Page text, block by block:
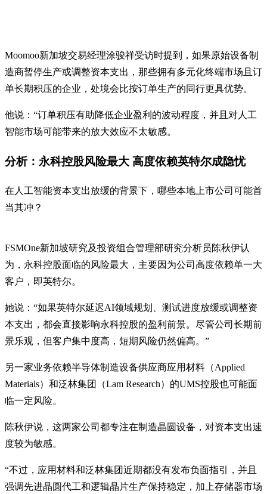
Moomoo新加坡交易经理涂骏祥受访时提到，如果原始设备制
造商暂停生产或调整资本支出，那些拥有多元化终端市场且订
单长期积压的企业，处境会比按订单生产的同行更具优势。
他说：“订单积压有助降低企业盈利的波动程度，并且对人工
智能市场可能带来的放大效应不太敏感。
分析：永科控股风险最大 高度依赖英特尔成隐忧
在人工智能资本支出放缓的背景下，哪些本地上市公司可能首
当其冲？
FSMOne新加坡研究及投资组合管理部研究分析员陈秋伊认
为，永科控股面临的风险最大，主要因为公司高度依赖单一大
客户，即英特尔。
她说：“如果英特尔延迟AI领域规划、测试进度放缓或调整资
本支出，都会直接影响永科控股的盈利前景。尽管公司长期前
景乐观，但客户集中度高，短期风险仍然偏高。”
另一家业务依赖半导体制造设备供应商应用材料（Applied
Materials）和泛林集团（Lam Research）的UMS控股也可能面
临一定风险。
陈秋伊说，这两家公司都专注在制造晶圆设备，对资本支出速
度较为敏感。
“不过，应用材料和泛林集团近期都没有发布负面指引，并且
强调先进晶圆代工和逻辑晶片生产保持稳定，加上存储器市场